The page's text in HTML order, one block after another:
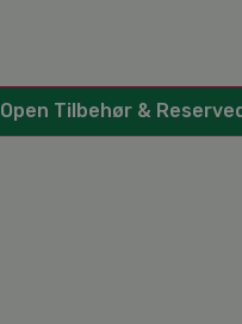
Open Tilbehør &